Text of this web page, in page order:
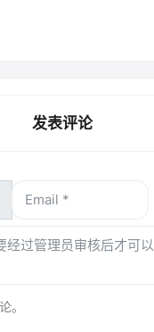
发表评论
。